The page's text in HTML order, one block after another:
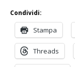
Condividi:
Stampa
Threads